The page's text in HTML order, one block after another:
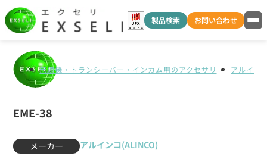
製品検索 お問い合わせ
無線機・トランシーバー・インカム用のアクセサリ アルイン
EME-38
メーカー
アルインコ(ALINCO)